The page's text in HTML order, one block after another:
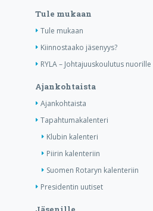
Tule mukaan
Tule mukaan
Kiinnostaako jäsenyys?
RYLA – Johtajuuskoulutus nuorille
Ajankohtaista
Ajankohtaista
Tapahtumakalenteri
Klubin kalenteri
Piirin kalenteriin
Suomen Rotaryn kalenteriin
Presidentin uutiset